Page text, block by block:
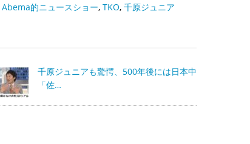
Abema的ニュースショー, TKO, 千原ジュニア
千原ジュニアも驚愕、500年後には日本中
「佐…